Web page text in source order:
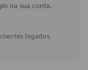
na sua conta.
logados.